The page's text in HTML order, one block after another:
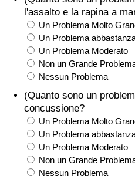
l'assalto e la rapina a
Un Problema Molto
Un Problema
Un Problema Moderato
Non un Grande
Nessun Problema
(Quanto sono un
concussione?
Un Problema Molto
Un Problema
Un Problema Moderato
Non un Grande
Nessun Problema